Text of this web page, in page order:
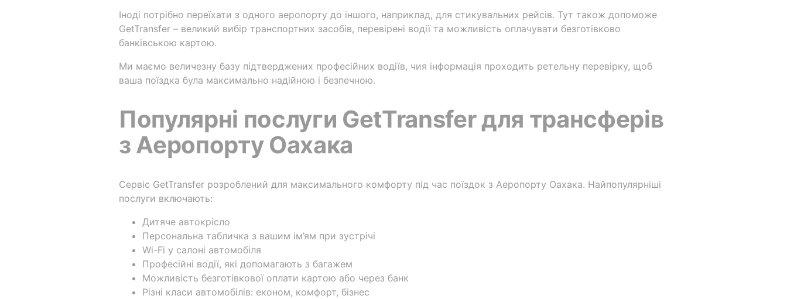
Іноді потрібно переїхати з одного аеропорту до іншого, наприклад, для стикувальних рейсів. Тут також допоможе
GetTransfer – великий вибір транспортних засобів, перевірені водії та можливість оплачувати безготівково
банківською картою.
Ми маємо величезну базу підтверджених професійних водіїв, чия інформація проходить ретельну перевірку, щоб
ваша поїздка була максимально надійною і безпечною.
Популярні послуги GetTransfer для трансферів
з Аеропорту Оахака
Сервіс GetTransfer розроблений для максимального комфорту під час поїздок з Аеропорту Оахака. Найпопулярніші
послуги включають:
Дитяче автокрісло
Персональна табличка з вашим ім’ям при зустрічі
Wi-Fi у салоні автомобіля
Професійні водії, які допомагають з багажем
Можливість безготівкової оплати картою або через банк
Різні класи автомобілів: економ, комфорт, бізнес